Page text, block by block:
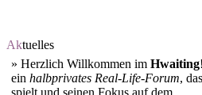
Aktuelles
» Herzlich Willkommen im Hwaiting
ein halbprivates Real-Life-Forum,
spielt und seinen Fokus auf dem